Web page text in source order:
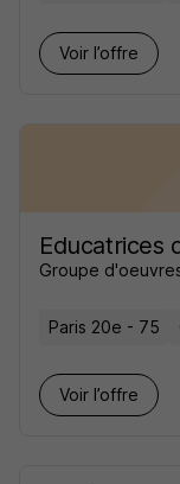
Voir l’offre
Educatrices
Groupe
Paris 20e - 75
Voir l’offre